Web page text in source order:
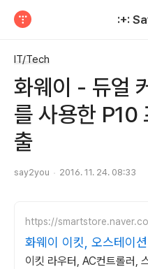
:+:
IT/Tech
화웨이 - 듀얼
를 사용한 P10
출
say2you 2016. 11. 24. 08:33
https://
화웨이 이킷, 오스테이
워크부문 전문업체
이킷 라우터, AC컨트롤러,